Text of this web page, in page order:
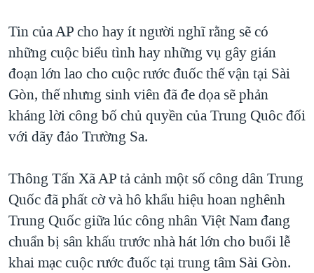
Tin của AP cho hay ít người nghĩ rằng sẽ có
những cuộc biểu tình hay những vụ gây gián
đoạn lớn lao cho cuộc rước đuốc thế vận tại Sài
Gòn, thế nhưng sinh viên đã đe dọa sẽ phản
kháng lời công bố chủ quyền của Trung Quôc đối
với dãy đảo Trường Sa.
Thông Tấn Xã AP tả cảnh một số công dân Trung
Quốc đã phất cờ và hô khẩu hiệu hoan nghênh
Trung Quốc giữa lúc công nhân Việt Nam đang
chuẩn bị sân khấu trước nhà hát lớn cho buổi lễ
khai mạc cuộc rước đuốc tại trung tâm Sài Gòn.